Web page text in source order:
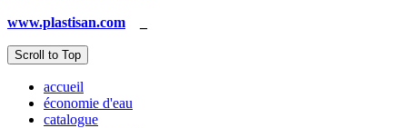
www.plastisan.com
Scroll to Top
accueil
économie d'eau
catalogue